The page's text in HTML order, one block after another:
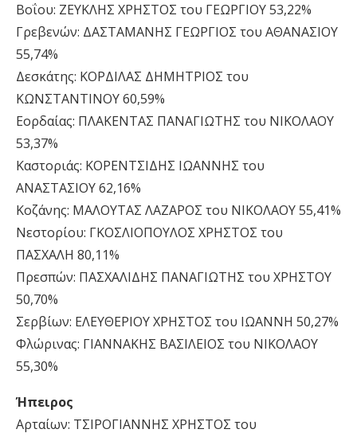
Βοΐου: ΖΕΥΚΛΗΣ ΧΡΗΣΤΟΣ του ΓΕΩΡΓΙΟΥ 53,22%
Γρεβενών: ΔΑΣΤΑΜΑΝΗΣ ΓΕΩΡΓΙΟΣ του ΑΘΑΝΑΣΙΟΥ
55,74%
Δεσκάτης: ΚΟΡΔΙΛΑΣ ΔΗΜΗΤΡΙΟΣ του
ΚΩΝΣΤΑΝΤΙΝΟΥ 60,59%
Εορδαίας: ΠΛΑΚΕΝΤΑΣ ΠΑΝΑΓΙΩΤΗΣ του ΝΙΚΟΛΑΟΥ
53,37%
Καστοριάς: ΚΟΡΕΝΤΣΙΔΗΣ ΙΩΑΝΝΗΣ του
ΑΝΑΣΤΑΣΙΟΥ 62,16%
Κοζάνης: ΜΑΛΟΥΤΑΣ ΛΑΖΑΡΟΣ του ΝΙΚΟΛΑΟΥ 55,41%
Νεστορίου: ΓΚΟΣΛΙΟΠΟΥΛΟΣ ΧΡΗΣΤΟΣ του
ΠΑΣΧΑΛΗ 80,11%
Πρεσπών: ΠΑΣΧΑΛΙΔΗΣ ΠΑΝΑΓΙΩΤΗΣ του ΧΡΗΣΤΟΥ
50,70%
Σερβίων: ΕΛΕΥΘΕΡΙΟΥ ΧΡΗΣΤΟΣ του ΙΩΑΝΝΗ 50,27%
Φλώρινας: ΓΙΑΝΝΑΚΗΣ ΒΑΣΙΛΕΙΟΣ του ΝΙΚΟΛΑΟΥ
55,30%
Ήπειρος
Αρταίων: ΤΣΙΡΟΓΙΑΝΝΗΣ ΧΡΗΣΤΟΣ του